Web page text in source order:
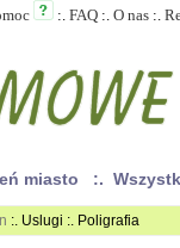
:. FAQ :. O nas :.
miasto :.
:. Uslugi :. Poligrafia